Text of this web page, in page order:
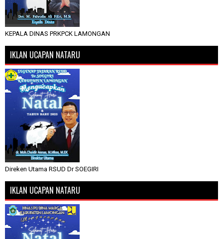
KEPALA DINAS PRKPCK LAMONGAN
IKLAN UCAPAN NATARU
Direken Utama RSUD Dr SOEGIRI
IKLAN UCAPAN NATARU